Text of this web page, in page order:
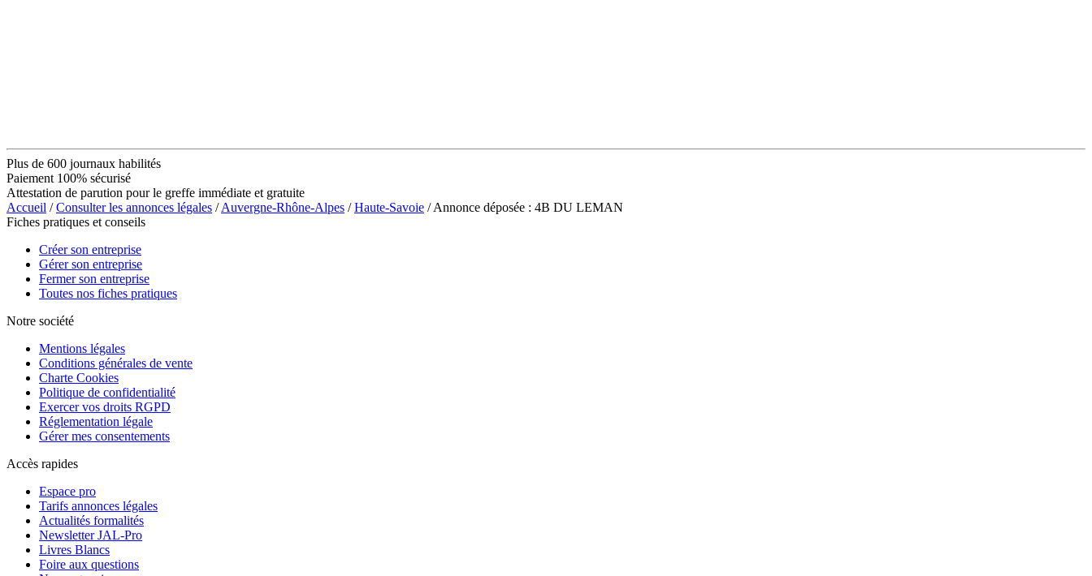
Plus de 600 journaux habilités
Paiement 100% sécurisé
Attestation de parution pour le greffe immédiate et gratuite
Accueil /Consulter les annonces légales /Auvergne-Rhône-Alpes /Haute-Savoie / Annonce déposée : 4B DU LEMAN
Fiches pratiques et conseils
Créer son entreprise
Gérer son entreprise
Fermer son entreprise
Toutes nos fiches pratiques
Notre société
Mentions légales
Conditions générales de vente
Charte Cookies
Politique de confidentialité
Exercer vos droits RGPD
Réglementation légale
Gérer mes consentements
Accès rapides
Espace pro
Tarifs annonces légales
Actualités formalités
Newsletter JAL-Pro
Livres Blancs
Foire aux questions